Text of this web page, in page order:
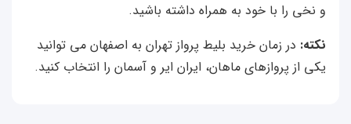
و نخی را با خود به همراه داشته باشید.
نکته: در زمان خرید بلیط پرواز تهران به اصفهان می توانید
یکی از پروازهای ماهان، ایران ایر و آسمان را انتخاب کنید.